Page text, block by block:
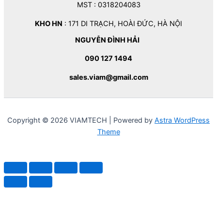
MST : 0318204083
KHO HN : 171 DI TRẠCH, HOÀI ĐỨC, HÀ NỘI
NGUYỄN ĐÌNH HẢI
090 127 1494
sales.viam@gmail.com
Copyright © 2026 VIAMTECH | Powered by Astra WordPress
Theme